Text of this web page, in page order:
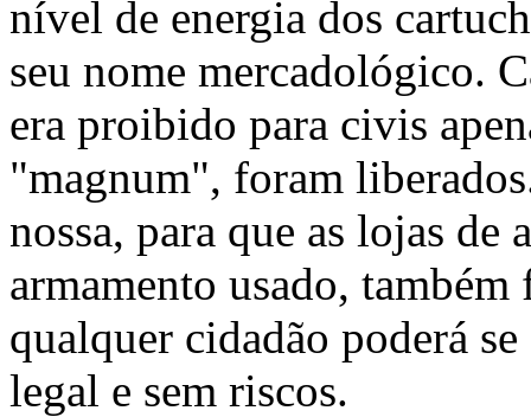
nível de energia dos
seu nome mercadológico.
era proibido para civis
"magnum", foram
nossa, para que as lojas de
armamento usado,
qualquer cidadão poderá
legal e sem riscos.